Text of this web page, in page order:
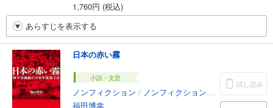
1,760円 (税込)
あらすじを表示する
日本の赤い霧
小説・文芸
ノンフィクション / ノンフィクション・ドキュメンタリー
福田博幸
試し読み